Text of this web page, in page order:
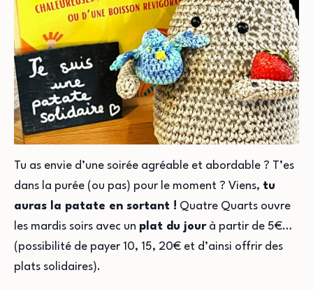
Tu as envie d’une soirée agréable et abordable ? T’es
dans la purée (ou pas) pour le moment ? Viens, tu
auras la patate en sortant ! Quatre Quarts ouvre
les mardis soirs avec un plat du jourà partir de 5€…
(possibilité de payer 10, 15, 20€ et d’ainsi offrir des
plats solidaires).